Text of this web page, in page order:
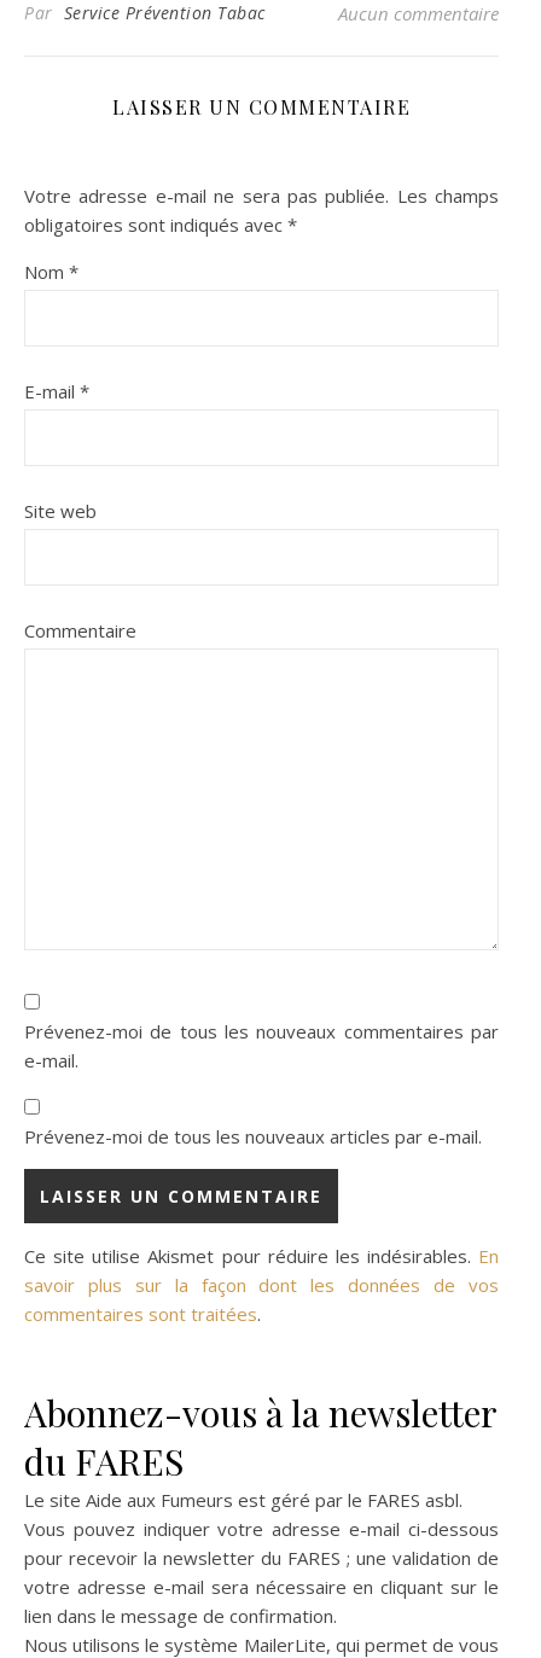
Par Service Prévention Tabac Aucun commentaire
LAISSER UN COMMENTAIRE
Votre adresse e-mail ne sera pas publiée. Les champs
obligatoires sont indiqués avec *
Nom *
E-mail *
Site web
Commentaire
Prévenez-moi de tous les nouveaux commentaires par
e-mail.
Prévenez-moi de tous les nouveaux articles par e-mail.
Ce site utilise Akismet pour réduire les indésirables. En
savoir plus sur la façon dont les données de vos
commentaires sont traitées.
Abonnez-vous à la newsletter
du FARES
Le site Aide aux Fumeurs est géré par le FARES asbl.
Vous pouvez indiquer votre adresse e-mail ci-dessous
pour recevoir la newsletter du FARES ; une validation de
votre adresse e-mail sera nécessaire en cliquant sur le
lien dans le message de confirmation.
Nous utilisons le système MailerLite, qui permet de vous